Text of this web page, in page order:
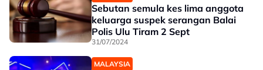
Sebutan semula kes lima anggota
keluarga suspek serangan Balai
Polis Ulu Tiram 2 Sept
31/07/2024
MALAYSIA